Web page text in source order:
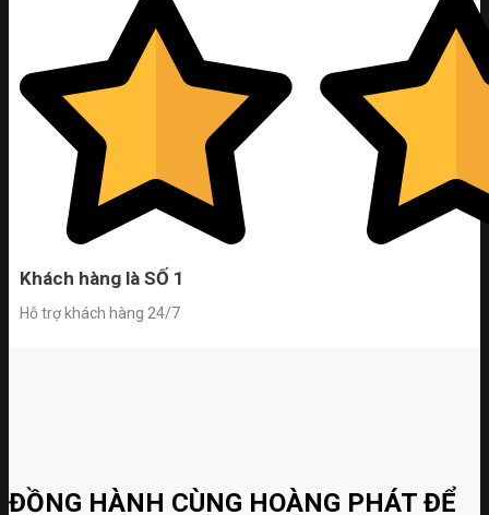
Khách hàng là SỐ 1
Hỗ trợ khách hàng 24/7
ĐỒNG HÀNH CÙNG HOÀNG PHÁT ĐỂ